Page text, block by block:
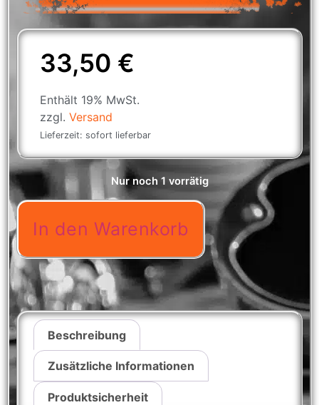
33,50 €
Enthält 19% MwSt.
zzgl. Versand
Lieferzeit: sofort lieferbar
Nur noch 1 vorrätig
In den Warenkorb
Beschreibung
Zusätzliche Informationen
Produktsicherheit